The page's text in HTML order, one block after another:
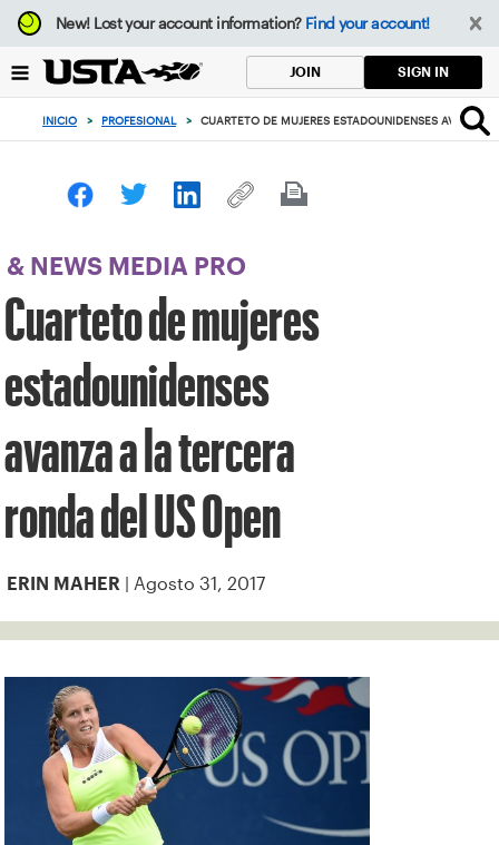
Enfoque
desde
botón
volver
principio
New!Lost your account information? Find your account!
JOIN SIGN IN
INICIO > PROFESIONAL > CUARTETO DE MUJERES ESTADOUNIDENSES AVANZA
& NEWS MEDIA PRO
Cuarteto de mujeres
estadounidenses
avanza a la tercera
ronda del US Open
ERIN MAHER | Agosto 31, 2017